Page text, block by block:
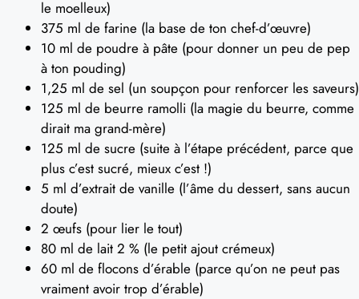
le moelleux)
375 ml de farine (la base de ton chef-d’œuvre)
10 ml de poudre à pâte (pour donner un peu de pep
à ton pouding)
1,25 ml de sel (un soupçon pour renforcer les saveurs)
125 ml de beurre ramolli (la magie du beurre, comme
dirait ma grand-mère)
125 ml de sucre (suite à l’étape précédent, parce que
plus c’est sucré, mieux c’est !)
5 ml d’extrait de vanille (l’âme du dessert, sans aucun
doute)
2 œufs (pour lier le tout)
80 ml de lait 2 % (le petit ajout crémeux)
60 ml de flocons d’érable (parce qu’on ne peut pas
vraiment avoir trop d’érable)